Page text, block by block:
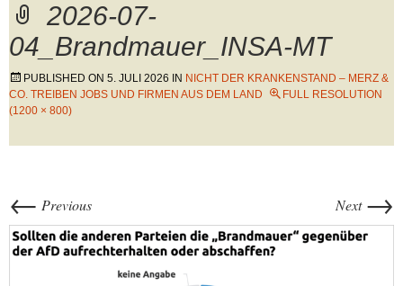
2026-07-
04_Brandmauer_INSA-MT
PUBLISHED ON 5. JULI 2026 IN NICHT DER KRANKENSTAND – MERZ &
CO. TREIBEN JOBS UND FIRMEN AUS DEM LAND
FULL RESOLUTION
(1200 × 800)
← Previous Next →